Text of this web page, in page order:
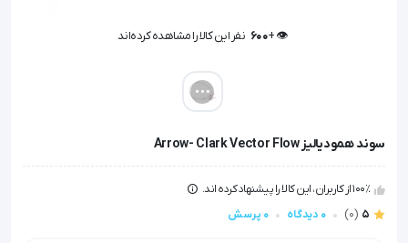
👁️ +
600 نفر این کالا را مشاهده کرده‌اند
سوند همودیالیز Arrow- Clark Vector Flow
100٪ از کاربران، این کالا را پیشنهاد کرده اند.
5
(0) 0 دیدگاه 0 پرسش